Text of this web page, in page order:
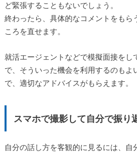
ど緊張することもないでしょう。
終わったら、具体的なコメントをもら
ころを直せます。
就活エージェントなどで模擬面接をし
で、そういった機会を利用するのもよ
で、適切なアドバイスがもらえます。
スマホで撮影して自分で振り
自分の話し方を客観的に見るには、自